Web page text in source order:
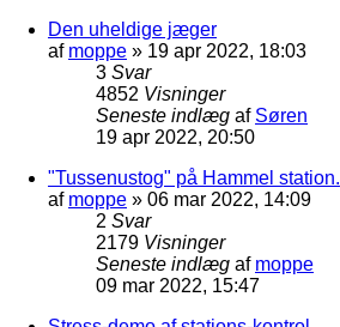
Den uheldige jæger
af moppe » 19 apr 2022, 18:03
3 Svar
4852 Visninger
Seneste indlæg af Søren
19 apr 2022, 20:50
"Tussenustog" på Hammel station.
af moppe » 06 mar 2022, 14:09
2 Svar
2179 Visninger
Seneste indlæg af moppe
09 mar 2022, 15:47